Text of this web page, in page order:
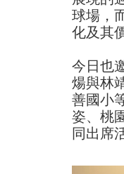
球場，
化及其
今日也
煬與林
善國小
姿、桃
同出席